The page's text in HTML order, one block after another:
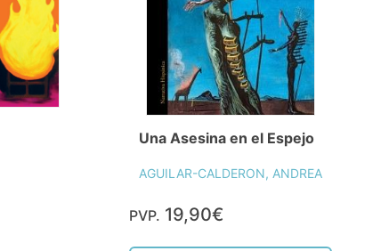
Una Asesina en el Espejo
AGUILAR-CALDERON, ANDREA
PVP. 19,90€